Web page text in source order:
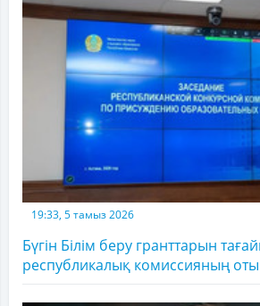
19:33, 5 тамыз 2026
Бүгін Білім беру гранттарын
республикалық комиссияның